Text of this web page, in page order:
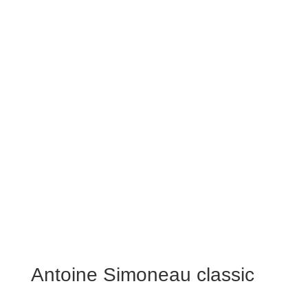
Antoine Simoneau classic